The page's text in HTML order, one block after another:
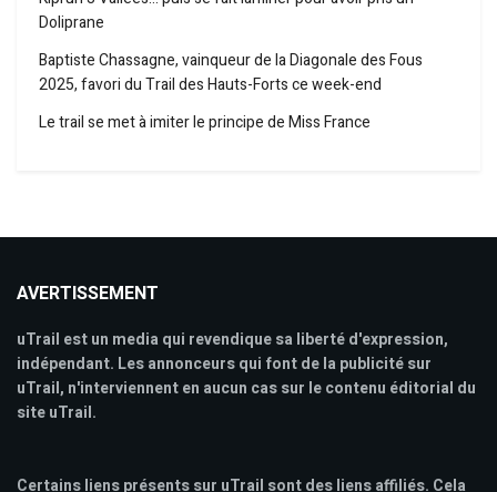
Doliprane
Baptiste Chassagne, vainqueur de la Diagonale des Fous
2025, favori du Trail des Hauts-Forts ce week-end
Le trail se met à imiter le principe de Miss France
AVERTISSEMENT
uTrail est un media qui revendique sa liberté d'expression,
indépendant. Les annonceurs qui font de la publicité sur
uTrail, n'interviennent en aucun cas sur le contenu éditorial du
site uTrail.
Certains liens présents sur uTrail sont des liens affiliés. Cela